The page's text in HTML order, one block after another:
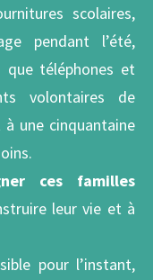
scolaires,
pendant l’été,
que téléphones et
volontaires de
une cinquantaine
ces familles
leur vie et à
pour l’instant,